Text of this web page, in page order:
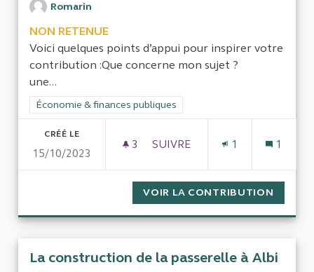
Romarin
NON RETENUE
Voici quelques points d’appui pour inspirer votre
contribution :Que concerne mon sujet ?
une...
Filtrer les résultats de la catégorie : Économie & finances
Économie & finances publiques
CRÉÉ LE
15/10/2023
3 3 ABONNÉS
SUIVRE 1 1
VOIR LA CONTRIBUTION
La construction de la passerelle à Albi